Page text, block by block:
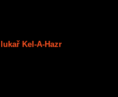
Kel-A-Hazr